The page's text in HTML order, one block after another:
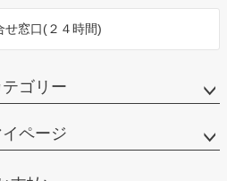
せ窓口(２４時間)
テゴリー
イページ